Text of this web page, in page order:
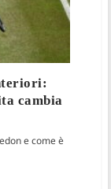
cambia
e come è